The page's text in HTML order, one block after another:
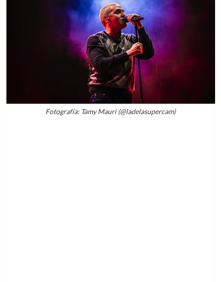
Fotografía: Tamy Mauri (@ladelasupercam)